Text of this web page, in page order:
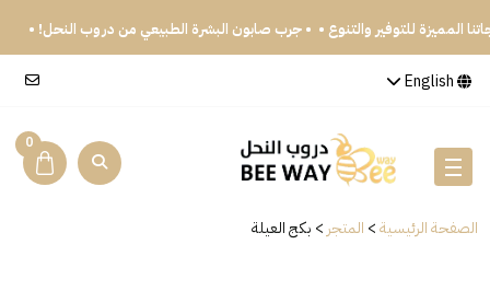
المميزة للتوفير والتنوع • • جرب صابون البشرة الطبيعي من دروب النحل! •
English
0
الصفحة الرئيسية> المتجر > بكج العيلة